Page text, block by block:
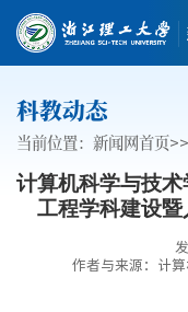
科教动态
当前位置： 新闻网首页>>
计算机科学与技
工程学科建设
作者与来源：计